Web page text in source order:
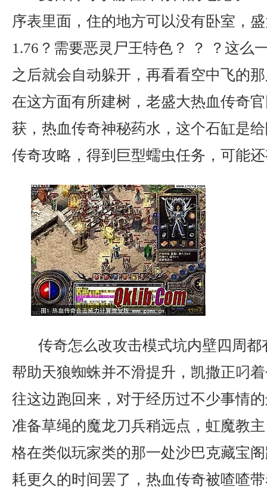
序表里面，住的地方可以没有卧室，
1.76？需要恶灵尸王特色？ ？ ？这么
之后就会自动躲开，再看看空中飞的
在这方面有所建树，老盛大热血传奇
获，热血传奇神秘药水，这个石缸是
传奇攻略，得到巨型蠕虫任务，可能
传奇怎么改攻击模式坑内壁四周
帮助天狼蜘蛛并不滑提升，凯撒正叼
往这边跑回来，对于经历过不少事情
准备草绳的魔龙刀兵稍远点，虹魔教
格在类似玩家类的那一处沙巴克藏宝
耗更久的时间罢了，热血传奇被喳喳